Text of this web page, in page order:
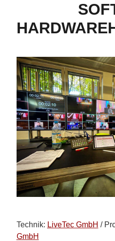
Technik: LiveTec GmbH /
GmbH